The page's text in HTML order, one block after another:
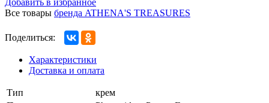
Все товары бренда ATHENA'S TREASURES
Поделиться:
Характеристики
Доставка и оплата
Тип
крем